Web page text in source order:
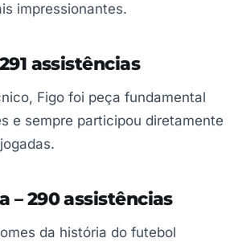
impressionantes.
assistências
Figo foi peça fundamental
e sempre participou diretamente
– 290 assistências
da história do futebol